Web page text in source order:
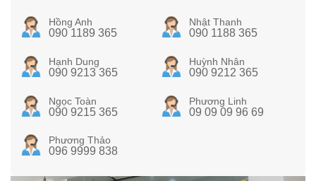
Hồng Anh
090 1189 365
Nhật Thanh
090 1188 365
Hạnh Dung
090 9213 365
Huỳnh Nhân
090 9212 365
Ngọc Toàn
090 9215 365
Phương Linh
09 09 09 96 69
Phương Thảo
096 9999 838